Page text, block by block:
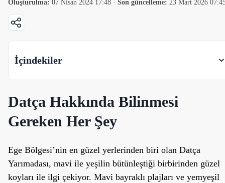
Oluşturulma: 07 Nisan 2024 17:48 · Son güncelleme: 23 Mart 2026
İçindekiler
Datça Hakkında Bilinmesi
Gereken Her Şey
Ege Bölgesi’nin en güzel yerlerinden biri olan Datça
Yarımadası, mavi ile yeşilin bütünleştiği birbirinden güzel
koyları ile ilgi çekiyor. Mavi bayraklı plajları ve yemyeşil